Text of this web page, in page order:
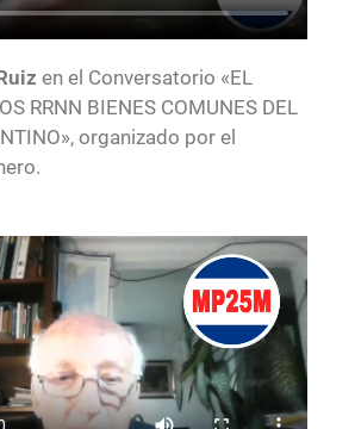
en el Conversatorio «EL
RRNN BIENES COMUNES DEL
organizado por el